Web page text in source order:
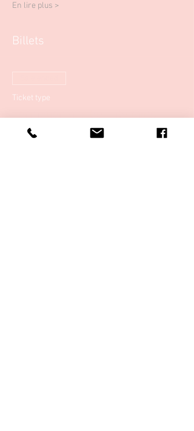
En lire plus >
Billets
Ticket type
Formation aux bol Tibétains
More info